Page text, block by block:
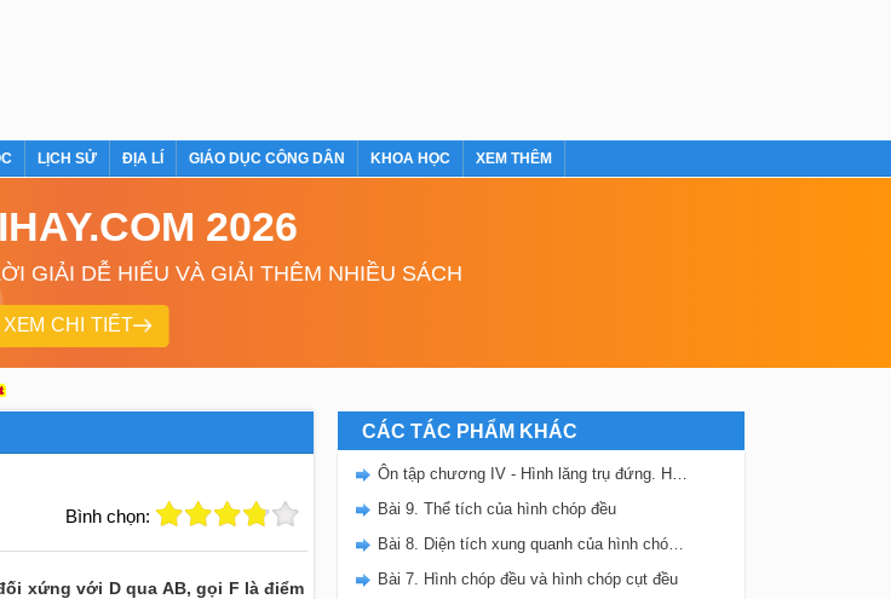
LỊCH SỬ ĐỊA LÍ GIÁO DỤC CÔNG DÂN KHOA HỌC XEM THÊM
2026
GIẢI DỄ HIỂU VÀ GIẢI THÊM NHIỀU SÁCH
XEM CHI TIẾT
Bình chọn:
xứng với D qua AB, gọi F là điểm
CÁC TÁC PHẨM KHÁC
Ôn tập chương IV - Hình lăng trụ đứng. Hình chóp đều
Bài 9. Thể tích của hình chóp đều
Bài 8. Diện tích xung quanh của hình chóp đều
Bài 7. Hình chóp đều và hình chóp cụt đều